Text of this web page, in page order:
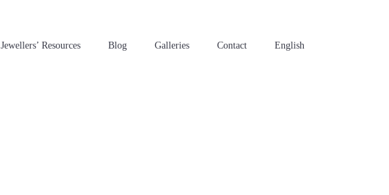
Jewellers’ Resources Blog Galleries Contact English